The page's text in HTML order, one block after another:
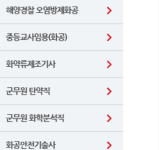
해양경찰 오염방제화공
중등교사임용(화공)
화약류제조기사
군무원 탄약직
군무원 화학분석직
화공안전기술사